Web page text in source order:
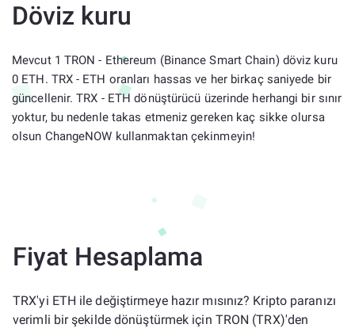
Döviz kuru
Mevcut 1 TRON - Ethereum (Binance Smart Chain) döviz kuru
0 ETH. TRX - ETH oranları hassas ve her birkaç saniyede bir
güncellenir. TRX - ETH dönüştürücü üzerinde herhangi bir sınır
yoktur, bu nedenle takas etmeniz gereken kaç sikke olursa
olsun ChangeNOW kullanmaktan çekinmeyin!
Fiyat Hesaplama
TRX'yi ETH ile değiştirmeye hazır mısınız? Kripto paranızı
verimli bir şekilde dönüştürmek için TRON (TRX)'den